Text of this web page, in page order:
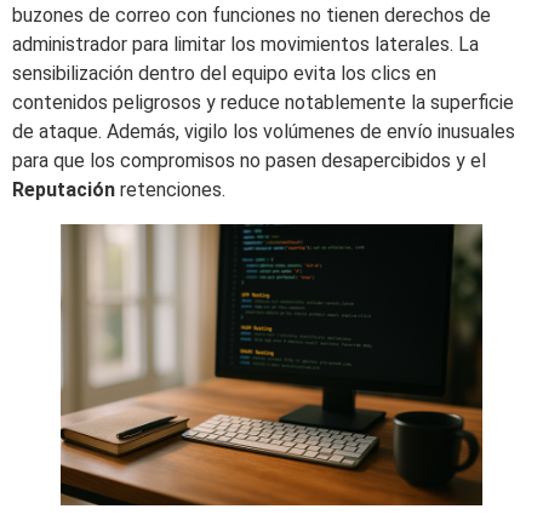
buzones de correo con funciones no tienen derechos de
administrador para limitar los movimientos laterales. La
sensibilización dentro del equipo evita los clics en
contenidos peligrosos y reduce notablemente la superficie
de ataque. Además, vigilo los volúmenes de envío inusuales
para que los compromisos no pasen desapercibidos y el
Reputación retenciones.